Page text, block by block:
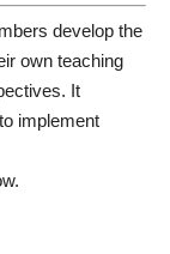
develop the
own teaching
It
implement